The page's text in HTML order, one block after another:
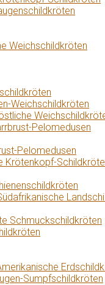
Weichschildkröten
Weichschildkröten
Pelomedusen
Pelomedusen
Krötenkopf-
Schmuckschildkröten
Sumpfschildkröten